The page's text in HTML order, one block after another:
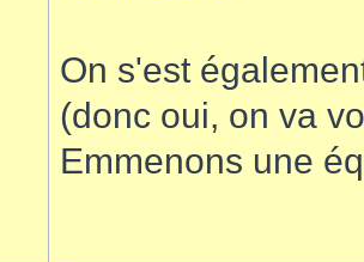
On s'est
(donc oui, on va
Emmenons une